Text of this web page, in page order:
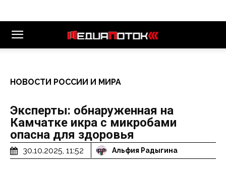
НОВОСТИ РОССИИ И МИРА
Эксперты: обнаруженная на
Камчатке икра с микробами
опасна для здоровья
30.10.2025, 11:52 Альфия Радыгина